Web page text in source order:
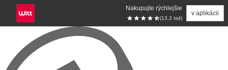
Nakupujte rýchlejšie
(13.2 tsd)
v aplikácii
Prejsť na hlavný obsah